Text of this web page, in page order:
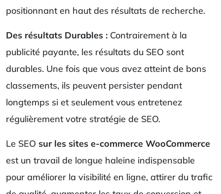
positionnant en haut des résultats de recherche.
Des résultats Durables : Contrairement à la
publicité payante, les résultats du SEO sont
durables. Une fois que vous avez atteint de bons
classements, ils peuvent persister pendant
longtemps si et seulement vous entretenez
régulièrement votre stratégie de SEO.
Le SEO sur les sites e-commerce WooCommerce
est un travail de longue haleine indispensable
pour améliorer la visibilité en ligne, attirer du trafic